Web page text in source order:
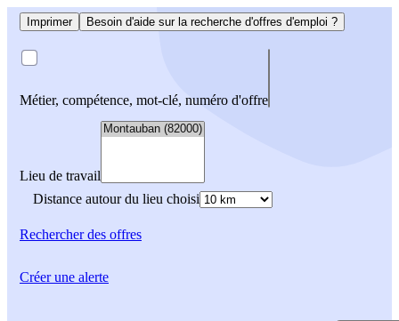
Imprimer Besoin d'aide sur la recherche d'offres d'emploi ?
Métier, compétence, mot-clé, numéro d'offre
Lieu de travail
Distance autour du lieu choisi
Rechercherdes offres
Créer une alerte